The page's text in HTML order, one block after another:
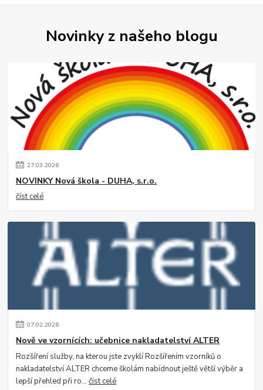
Novinky z našeho blogu
27.03.2026
NOVINKY Nová škola - DUHA, s.r.o.
číst celé
07.02.2026
Nově ve vzornících: učebnice nakladatelství ALTER
Rozšíření služby, na kterou jste zvyklí Rozšířením vzorníků o
nakladatelství ALTER chceme školám nabídnout ještě větší výběr a
lepší přehled při ro...číst celé